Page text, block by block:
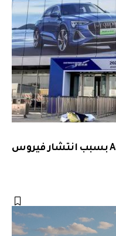
انباء عن تأجيل معرض Auto China بسبب انتشار فيروس